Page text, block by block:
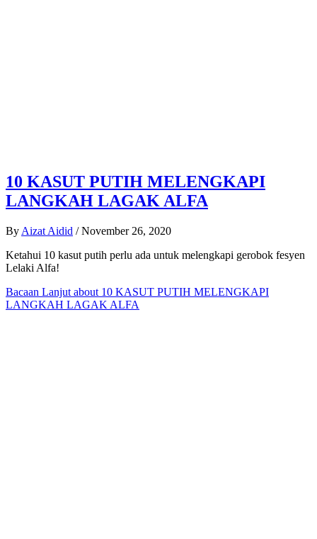
10 KASUT PUTIH MELENGKAPI
LANGKAH LAGAK ALFA
By Aizat Aidid / November 26, 2020
Ketahui 10 kasut putih perlu ada untuk melengkapi gerobok fesyen
Lelaki Alfa!
Bacaan Lanjut about 10 KASUT PUTIH MELENGKAPI
LANGKAH LAGAK ALFA